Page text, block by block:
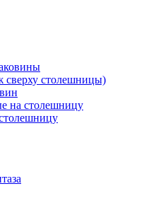
сверху столешницы)
на столешницу